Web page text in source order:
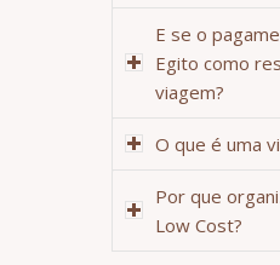
E se o
Egito como
viagem?
O que é uma
Por que
Low Cost?